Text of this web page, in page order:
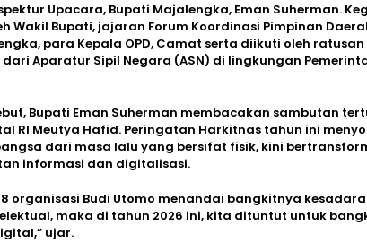
Upacara, Bupati Majalengka, Eman Suherman.
Wakil Bupati, jajaran Forum Koordinasi Pimpinan
para Kepala OPD, Camat serta diikuti oleh
Aparatur Sipil Negara (ASN) di lingkungan
Bupati Eman Suherman membacakan sambutan
RI Meutya Hafid. Peringatan Harkitnas tahun ini
dari masa lalu yang bersifat fisik, kini
informasi dan digitalisasi.
organisasi Budi Utomo menandai bangkitnya
maka di tahun 2026 ini, kita dituntut untuk
ujar.